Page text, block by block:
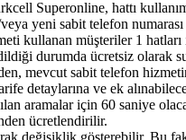
Superonline, hattı
yeni sabit telefon
kullanan müşteriler 1
durumda ücretsiz
mevcut sabit telefon
detaylarına ve ek
aramalar için 60 saniye
ücretlendirilir.
değişiklik gösterebilir. Bu